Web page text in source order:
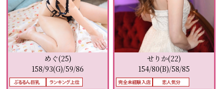
めぐ(25)
158/93(G)/59/86
せりか(22)
154/80(B)/58/85